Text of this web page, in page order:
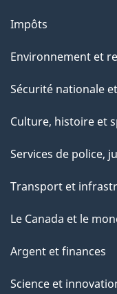
Impôts
Environnement et
Sécurité nationale
Culture, histoire et
Services de police,
Transport et
Le Canada et le
Argent et finances
Science et